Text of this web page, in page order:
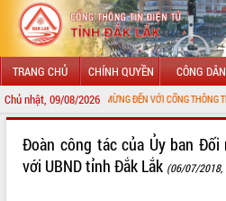
TRANG CHỦ CHÍNH QUYỀN CÔNG DÂN
Chủ nhật, 09/08/2026
MỪNG ĐẾN VỚI CỔNG THÔNG TIN ĐIỆN TỬ TỈNH
LÃNH ĐẠO UBND TỈNH
Đoàn công tác của Ủy ban
với UBND tỉnh Đắk Lắk (06/07/2018,